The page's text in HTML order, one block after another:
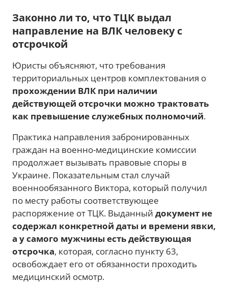
Законно ли то, что ТЦК выдал
направление на ВЛК человеку с
отсрочкой
Юристы объясняют, что требования
территориальных центров комплектования о
прохождении ВЛК при наличии
действующей отсрочки можно трактовать
как превышение служебных полномочий.
Практика направления забронированных
граждан на военно-медицинские комиссии
продолжает вызывать правовые споры в
Украине. Показательным стал случай
военнообязанного Виктора, который получил
по месту работы соответствующее
распоряжение от ТЦК. Выданный документ не
содержал конкретной даты и времени явки,
а у самого мужчины есть действующая
отсрочка, которая, согласно пункту 63,
освобождает его от обязанности проходить
медицинский осмотр.